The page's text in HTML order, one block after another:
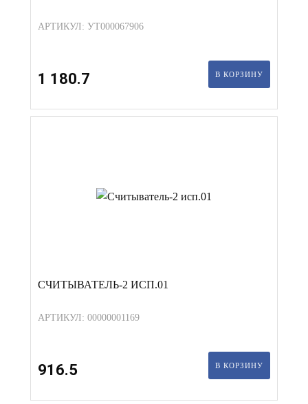
АРТИКУЛ: УТ000067906
1 180.7 В КОРЗИНУ
СЧИТЫВАТЕЛЬ-2 ИСП.01
АРТИКУЛ: 00000001169
916.5 В КОРЗИНУ